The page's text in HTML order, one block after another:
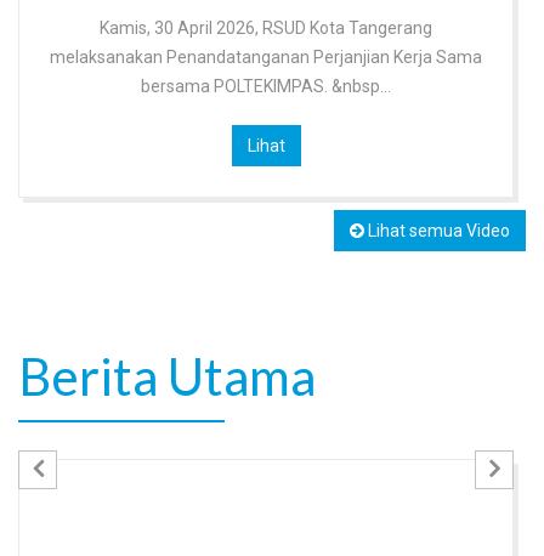
Kamis, 30 April 2026, RSUD Kota Tangerang
melaksanakan Penandatanganan Perjanjian Kerja Sama
bersama POLTEKIMPAS. &nbsp...
Lihat
Lihat semua Video
Berita Utama
Previous